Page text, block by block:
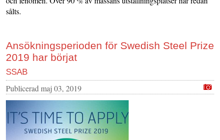
sålts.
Ansökningsperioden för Swedish Steel Prize
2019 har börjat
SSAB
Publicerad maj 03, 2019